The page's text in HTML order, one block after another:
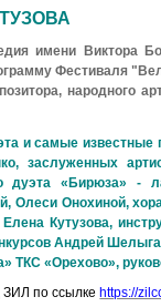
имени Виктора
Фестиваля
народного
и самые известные
заслуженных
дуэта «Бирюза» -
Олеси Онохиной,
Кутузова,
Андрей
ТКС «Орехово»,
ЗИЛ по ссылкеhttps://